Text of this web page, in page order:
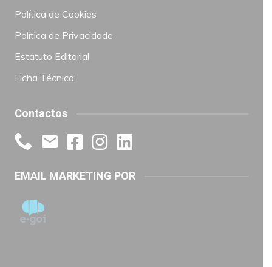
Política de Cookies
Política de Privacidade
Estatuto Editorial
Ficha Técnica
Contactos
EMAIL MARKETING POR